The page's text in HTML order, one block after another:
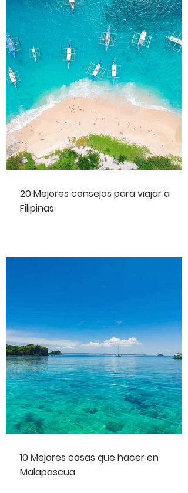
20 Mejores consejos para viajar a
Filipinas
10 Mejores cosas que hacer en
Malapascua